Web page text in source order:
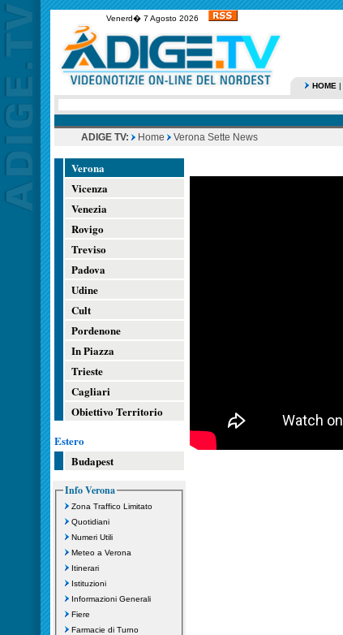
Venerd� 7 Agosto 2026
HOME |
ADIGE TV: Home Verona Sette News
Verona
Vicenza
Venezia
Rovigo
Treviso
Padova
Udine
Cult
Pordenone
In Piazza
Trieste
Cagliari
Obiettivo Territorio
Estero
Budapest
Info Verona
Zona Traffico Limitato
Quotidiani
Numeri Utili
Meteo a Verona
Itinerari
Istituzioni
Informazioni Generali
Fiere
Farmacie di Turno